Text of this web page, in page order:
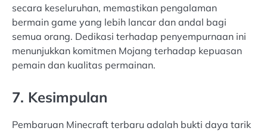
secara keseluruhan, memastikan pengalaman
bermain game yang lebih lancar dan andal bagi
semua orang. Dedikasi terhadap penyempurnaan ini
menunjukkan komitmen Mojang terhadap kepuasan
pemain dan kualitas permainan.
7. Kesimpulan
Pembaruan Minecraft terbaru adalah bukti daya tarik